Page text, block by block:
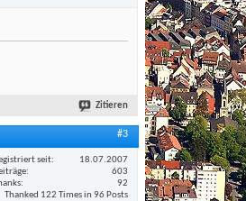
Zitieren
#3
seit
18.07.2007
603
92
Thanked 122 Times in 96 Posts